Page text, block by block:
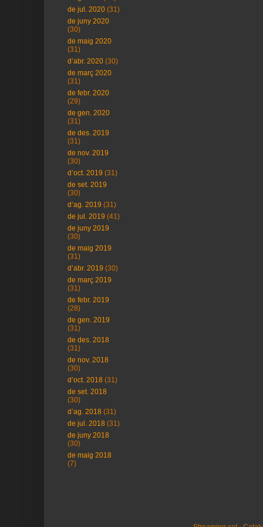
de jul. 2020 (31)
de juny 2020
(30)
de maig 2020
(31)
d’abr. 2020 (30)
de març 2020
(31)
de febr. 2020
(29)
de gen. 2020
(31)
de des. 2019
(31)
de nov. 2019
(30)
d’oct. 2019 (31)
de set. 2019
(30)
d’ag. 2019 (31)
de jul. 2019 (41)
de juny 2019
(30)
de maig 2019
(31)
d’abr. 2019 (30)
de març 2019
(31)
de febr. 2019
(28)
de gen. 2019
(31)
de des. 2018
(31)
de nov. 2018
(30)
d’oct. 2018 (31)
de set. 2018
(30)
d’ag. 2018 (31)
de jul. 2018 (31)
de juny 2018
(30)
de maig 2018
(7)